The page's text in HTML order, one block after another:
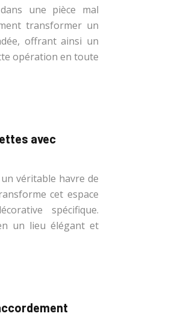
une pièce mal
transformer un
offrant ainsi un
opération en toute
avec
véritable havre de
cet espace
spécifique.
un lieu élégant et